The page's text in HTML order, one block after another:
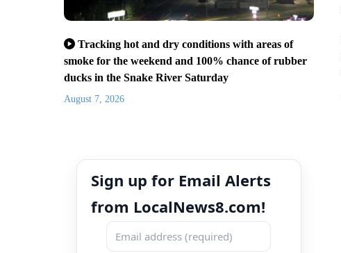
Tracking hot and dry conditions with areas of
smoke for the weekend and 100% chance of rubber
ducks in the Snake River Saturday
August 7, 2026
Sign up for Email Alerts
from LocalNews8.com!